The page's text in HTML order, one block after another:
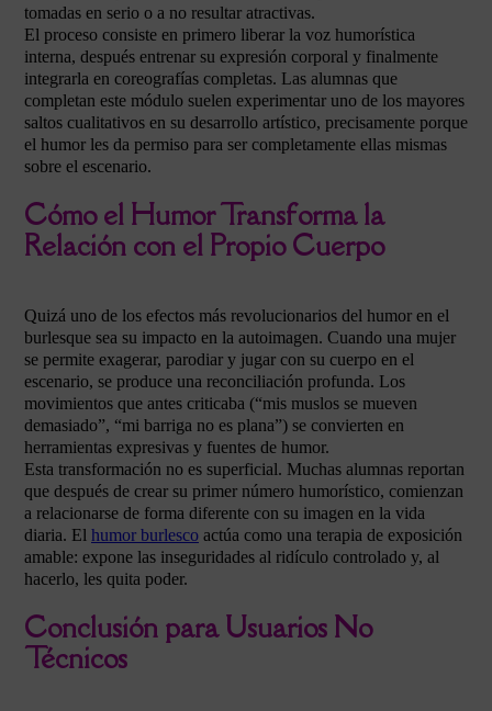
tomadas en serio o a no resultar atractivas.
El proceso consiste en primero liberar la voz humorística
interna, después entrenar su expresión corporal y finalmente
integrarla en coreografías completas. Las alumnas que
completan este módulo suelen experimentar uno de los mayores
saltos cualitativos en su desarrollo artístico, precisamente porque
el humor les da permiso para ser completamente ellas mismas
sobre el escenario.
Cómo el Humor Transforma la
Relación con el Propio Cuerpo
Quizá uno de los efectos más revolucionarios del humor en el
burlesque sea su impacto en la autoimagen. Cuando una mujer
se permite exagerar, parodiar y jugar con su cuerpo en el
escenario, se produce una reconciliación profunda. Los
movimientos que antes criticaba (“mis muslos se mueven
demasiado”, “mi barriga no es plana”) se convierten en
herramientas expresivas y fuentes de humor.
Esta transformación no es superficial. Muchas alumnas reportan
que después de crear su primer número humorístico, comienzan
a relacionarse de forma diferente con su imagen en la vida
diaria. El humor burlesco actúa como una terapia de exposición
amable: expone las inseguridades al ridículo controlado y, al
hacerlo, les quita poder.
Conclusión para Usuarios No
Técnicos